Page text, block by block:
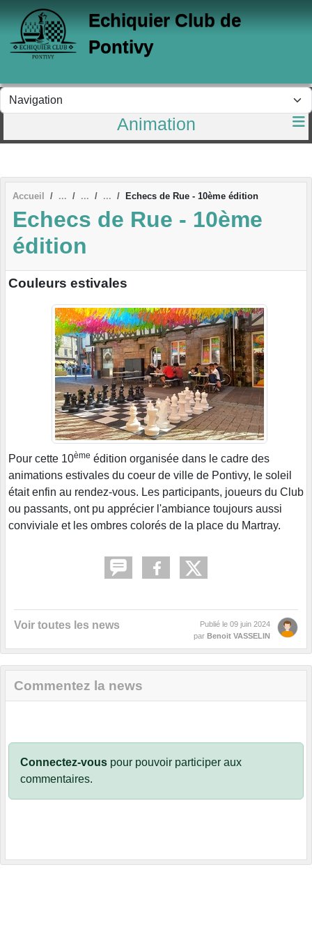
Echiquier Club de
Pontivy
Animation
Accueil Echecs de Rue - 10ème édition
Echecs de Rue - 10ème
édition
Couleurs estivales
Pour cette 10ème édition organisée dans le cadre des
animations estivales du coeur de ville de Pontivy, le soleil
était enfin au rendez-vous. Les participants, joueurs du Club
ou passants, ont pu apprécier l'ambiance toujours aussi
conviviale et les ombres colorés de la place du Martray.
Voir toutes les news Publié le 09 juin 2024
par Benoit VASSELIN
Commentez la news
Connectez-vous pour pouvoir participer aux
commentaires.
Panneau de gestion des cookies